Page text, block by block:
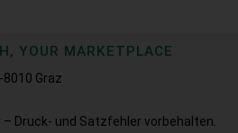
YOUR MARKETPLACE
Graz
– Druck- und Satzfehler vorbehalten.